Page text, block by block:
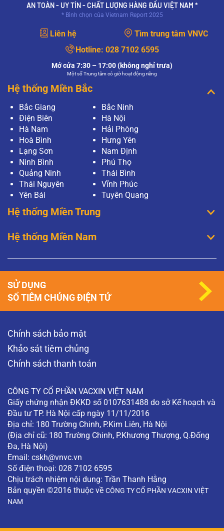
AN TOÀN - UY TÍN - CHẤT LƯỢNG HÀNG ĐẦU VIỆT NAM *
* Bình chọn của Vietnam Report 2025
Liên hệ
Tìm trung tâm VNVC
Hotline: 028 7102 6595
Mở cửa 7:30 – 17:00 (không nghỉ trưa)
Một số Trung tâm có giờ hoạt động riêng
Hệ thống Miền Bắc
Bắc Giang
Bắc Ninh
Điện Biên
Hà Nội
Hà Nam
Hải Phòng
Hoà Bình
Hưng Yên
Lạng Sơn
Nam Định
Ninh Bình
Phú Thọ
Quảng Ninh
Thái Bình
Thái Nguyên
Vĩnh Phúc
Yên Bái
Tuyên Quang
Hệ thống Miền Trung
Hệ thống Miền Nam
Chính sách bảo mật
Khảo sát tiêm chủng
Chính sách thanh toán
CÔNG TY CỔ PHẦN VACXIN VIỆT NAM
Giấy chứng nhận ĐKKD số 0107631488 do sở Kế hoạch và
Đầu tư TP. Hà Nội cấp ngày 11/11/2016
Địa chỉ: 180 Trường Chinh, P.Kim Liên, Hà Nội
(Địa chỉ cũ: 180 Trường Chinh, P.Khương Thượng, Q.Đống
Đa, Hà Nội)
Email: cskh@vnvc.vn
Số điện thoại: 028 7102 6595
Chịu trách nhiệm nội dung: Trần Thanh Hằng
Bản quyền ©2016 thuộc về CÔNG TY CỔ PHẦN VACXIN VIỆT
NAM
SỬ DỤNG
SỔ TIÊM CHỦNG ĐIỆN TỬ